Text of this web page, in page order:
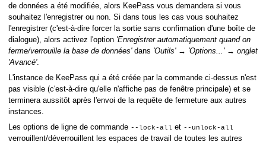
de données a été modifiée, alors KeePass vous demandera si vous
souhaitez l'enregistrer ou non. Si dans tous les cas vous souhaitez
l'enregistrer (c'est-à-dire forcer la sortie sans confirmation d'une boîte de
dialogue), alors activez l'option 'Enregistrer automatiquement quand on
ferme/verrouille la base de données'dans 'Outils' → 'Options...' → onglet
'Avancé'.
L'instance de KeePass qui a été créée par la commande ci-dessus n'est
pas visible (c'est-à-dire qu'elle n'affiche pas de fenêtre principale) et se
terminera aussitôt après l'envoi de la requête de fermeture aux autres
instances.
Les options de ligne de commande --lock-all et --unlock-all
verrouillent/déverrouillent les espaces de travail de toutes les autres